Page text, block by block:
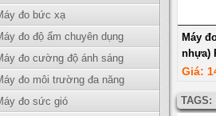
đo bức xạ
đo độ ẩm chuyên dụng
đo cường độ ánh sáng
đo môi trường đa năng
đo sức gió
Máy
nhựa)
Giá:
TAGS: